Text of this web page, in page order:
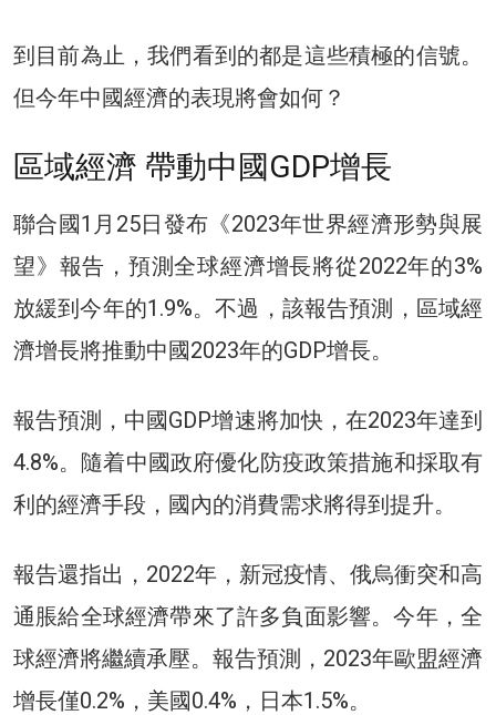
到目前為止，我們看到的都是這些積極的信號。
但今年中國經濟的表現將會如何？
區域經濟 帶動中國GDP增長
聯合國1月25日發布《2023年世界經濟形勢與展
望》報告，預測全球經濟增長將從2022年的3%
放緩到今年的1.9%。不過，該報告預測，區域經
濟增長將推動中國2023年的GDP增長。
報告預測，中國GDP增速將加快，在2023年達到
4.8%。隨着中國政府優化防疫政策措施和採取有
利的經濟手段，國內的消費需求將得到提升。
報告還指出，2022年，新冠疫情、俄烏衝突和高
通脹給全球經濟帶來了許多負面影響。今年，全
球經濟將繼續承壓。報告預測，2023年歐盟經濟
增長僅0.2%，美國0.4%，日本1.5%。